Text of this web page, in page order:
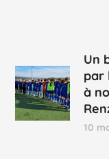
Un
par
à
10